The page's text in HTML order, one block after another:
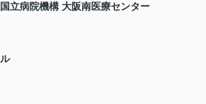
立病院機構 大阪南医療センター